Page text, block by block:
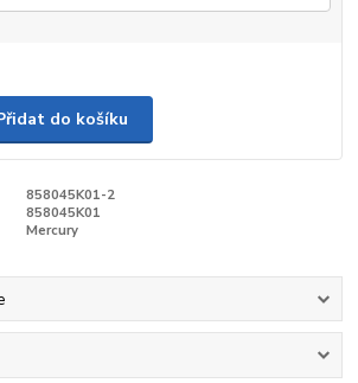
do košíku
858045K01-2
858045K01
Mercury